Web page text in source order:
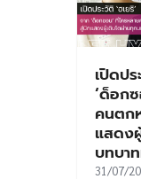
เปิดปร
‘ด็อก
คนตก
แสดง
บทบา
31/07/